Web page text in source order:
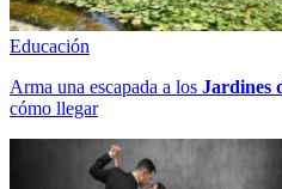
Educación
Arma una escapada a los Jardines
cómo llegar